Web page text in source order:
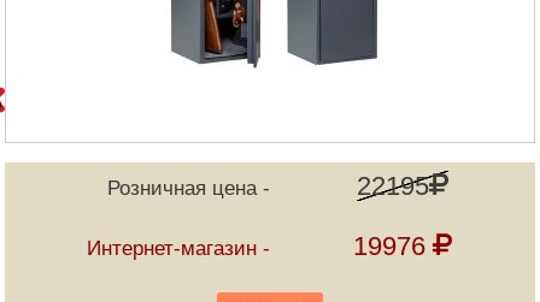
Розничная цена 22195
Интернет-магазин 19976